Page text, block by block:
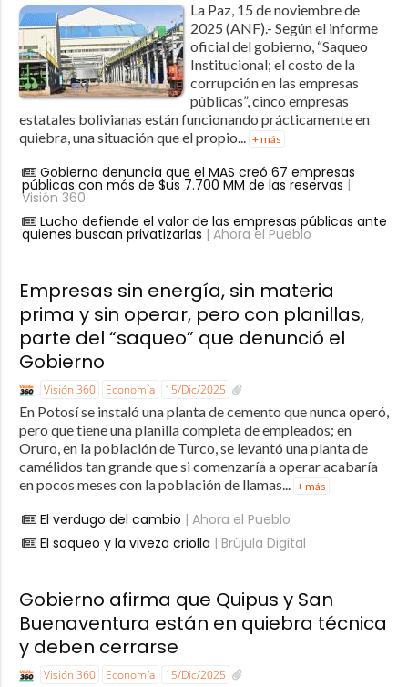
La Paz, 15 de noviembre de
2025 (ANF).- Según el informe
oficial del gobierno, “Saqueo
Institucional; el costo de la
corrupción en las empresas
públicas”, cinco empresas
estatales bolivianas están funcionando prácticamente en
quiebra, una situación que el propio... + más
Gobierno denuncia que el MAS creó 67 empresas
públicas con más de $us 7.700 MM de las reservas |
Visión 360
Lucho defiende el valor de las empresas públicas ante
quienes buscan privatizarlas | Ahora el Pueblo
Empresas sin energía, sin materia
prima y sin operar, pero con planillas,
parte del “saqueo” que denunció el
Gobierno
Visión 360 Economía 15/Dic/2025
En Potosí se instaló una planta de cemento que nunca operó,
pero que tiene una planilla completa de empleados; en
Oruro, en la población de Turco, se levantó una planta de
camélidos tan grande que si comenzaría a operar acabaría
en pocos meses con la población de llamas... + más
El verdugo del cambio | Ahora el Pueblo
El saqueo y la viveza criolla | Brújula Digital
Gobierno afirma que Quipus y San
Buenaventura están en quiebra técnica
y deben cerrarse
Visión 360 Economía 15/Dic/2025